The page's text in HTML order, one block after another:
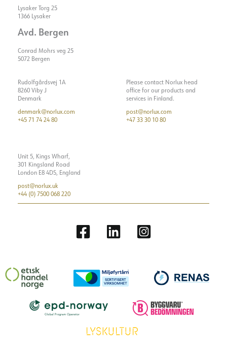
Lysaker Torg 25
1366 Lysaker
Avd. Bergen
Conrad Mohrs veg 25
5072 Bergen
Rudolfgårdsvej 1A
8260 Viby J
Denmark
denmark@norlux.com
+45 71 74 24 80
Please contact Norlux head
office for our products and
services in Finland.
post@norlux.com
+47 33 30 10 80
Unit 5, Kings Wharf,
301 Kingsland Road
London E8 4DS, England
post@norlux.uk
+44 (0) 7500 068 220